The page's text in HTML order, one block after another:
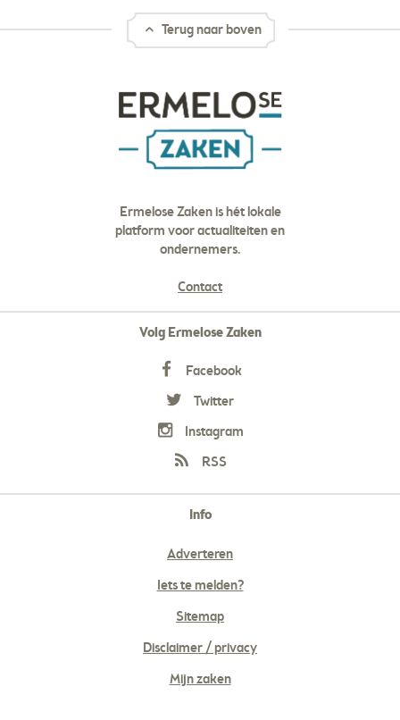
Terug naar boven
Ermelose Zaken is hét lokale
platform voor actualiteiten en
ondernemers.
Contact
Volg Ermelose Zaken
Facebook
Twitter
Instagram
RSS
Info
Adverteren
Iets te melden?
Sitemap
Disclaimer / privacy
Mijn zaken